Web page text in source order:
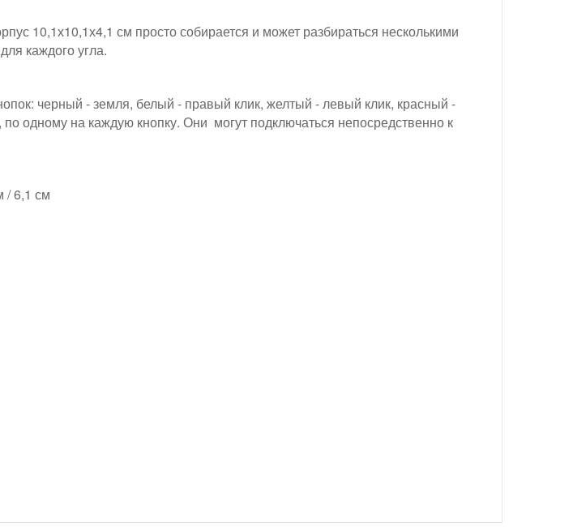
10,1х10,1х4,1 см просто собирается и может разбираться несколькими
каждого угла.
черный - земля, белый - правый клик, желтый - левый клик, красный -
одному на каждую кнопку. Они могут подключаться непосредственно к
/ 6,1 см